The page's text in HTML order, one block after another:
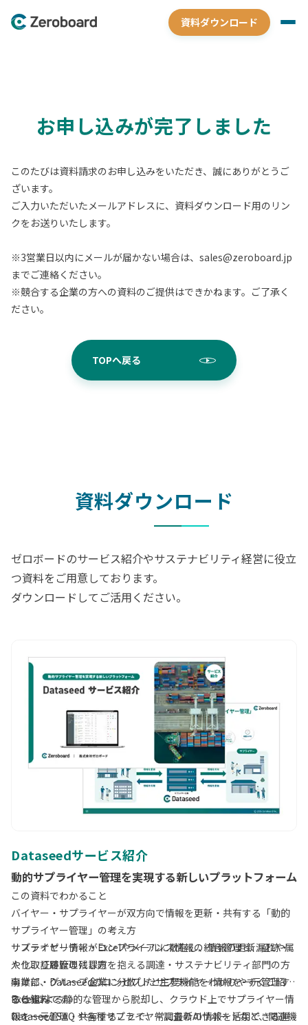
資料ダウンロード
お申し込みが完了しました
このたびは資料請求のお申し込みをいただき、誠にありがとうご
ざいます。
ご入力いただいたメールアドレスに、資料ダウンロード用のリン
クをお送りいたします。
※3営業日以内にメールが届かない場合は、sales@zeroboard.jp
までご連絡ください。
※競合する企業の方への資料のご提供はできかねます。ご了承く
ださい。
TOPへ戻る
資料ダウンロード
ゼロボードのサービス紹介やサステナビリティ経営に役立
つ資料をご用意しております。
ダウンロードしてご活用ください。
Dataseedサービス紹介
動的サプライヤー管理を実現する新しいプラットフォーム
この資料でわかること
バイヤー・サプライヤーが双方向で情報を更新・共有する「動的
サプライヤー管理」の考え方
サステナビリティ・コンプライアンス情報の統合管理と、証跡・
やり取り履歴の残し方
事業部・グループ企業に分散したサプライヤー情報を一元管理す
る仕組み
Dataseed SAQ や各種サプライヤー調査のAIサポートなど、関連機
サプライヤー情報がExcelやメールに散在し、情報の更新漏れや属
人化、証跡管理に課題を抱える調達・サステナビリティ部門の方
向けに、Dataseedのコンセプトと主要機能をわかりやすくご紹介
する資料です。
Excelによる静的な管理から脱却し、クラウド上でサプライヤー情
報を一元管理・共有することで、常に最新の情報を活用できる運